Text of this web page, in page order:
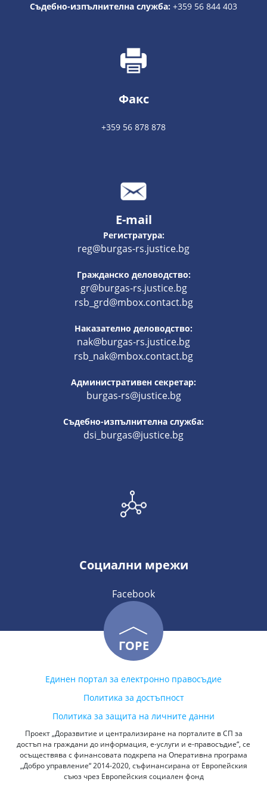
Съдебно-изпълнителна служба: +359 56 844 403
Факс
+359 56 878 878
E-mail
Регистратура:
reg@burgas-rs.justice.bg
Гражданско деловодство:
gr@burgas-rs.justice.bg
rsb_grd@mbox.contact.bg
Наказателно деловодство:
nak@burgas-rs.justice.bg
rsb_nak@mbox.contact.bg
Административен секретар:
burgas-rs@justice.bg
Съдебно-изпълнителна служба:
dsi_burgas@justice.bg
Социални мрежи
Facebook
ГОРЕ
Единен портал за електронно правосъдие
Политика за достъпност
Политика за защита на личните данни
Проект „Доразвитие и централизиране на порталите в СП за
достъп на граждани до информация, е-услуги и е-правосъдие“, се
осъществява с финансовата подкрепа на Оперативна програма
„Добро управление“ 2014-2020, съфинансирана от Европейския
съюз чрез Европейския социален фонд